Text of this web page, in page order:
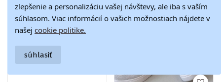
zlepšenie a personalizáciu vašej návštevy, ale iba s vaším
súhlasom. Viac informácií o vašich možnostiach nájdete v
našej cookie politike.
súhlasiť